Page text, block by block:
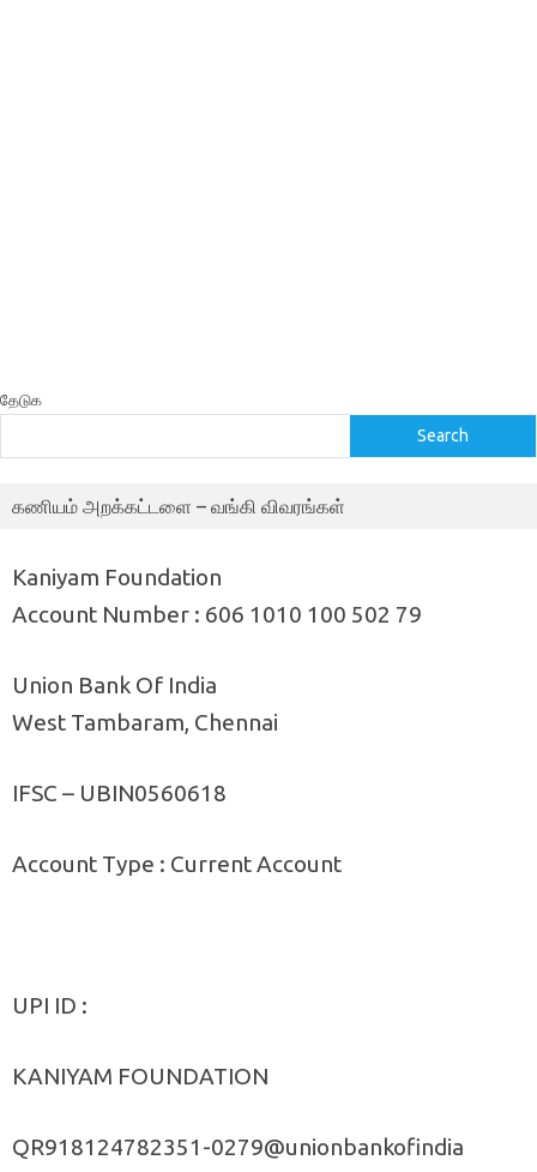
தேடுக
Search
கணியம் அறக்கட்டளை – வங்கி விவரங்கள்
Kaniyam Foundation
Account Number : 606 1010 100 502 79
Union Bank Of India
West Tambaram, Chennai
IFSC – UBIN0560618
Account Type : Current Account
UPI ID :
KANIYAM FOUNDATION
QR918124782351-0279@unionbankofindia